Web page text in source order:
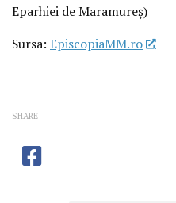
Eparhiei de Maramureș)
Sursa: EpiscopiaMM.ro
SHARE